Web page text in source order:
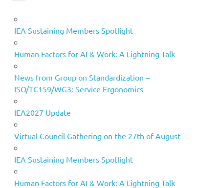
IEA Sustaining Members Spotlight
Human Factors for AI & Work: A Lightning Talk
News from Group on Standardization –
ISO/TC159/WG3: Service Ergonomics
IEA2027 Update
Virtual Council Gathering on the 27th of August
IEA Sustaining Members Spotlight
Human Factors for AI & Work: A Lightning Talk